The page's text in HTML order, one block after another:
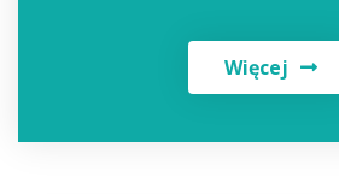
Więcej